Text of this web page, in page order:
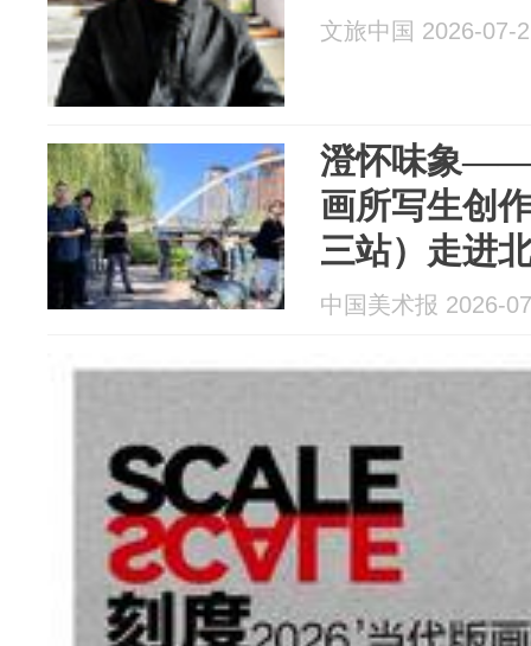
文旅中国 2026-07-
澄怀味象——
画所写生创
三站）走进
中国美术报 2026-